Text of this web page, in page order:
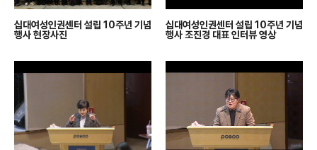
십대여성인권센터 설립 10주년 기념
행사 현장사진
십대여성인권센터 설립 10주년 기념
행사 조진경 대표 인터뷰 영상